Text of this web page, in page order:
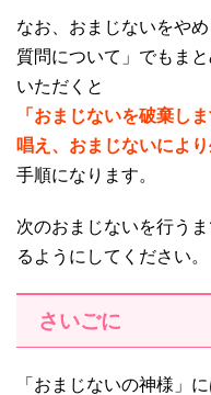
なお、おまじないをや
質問について」でもま
いただくと
「おまじないを破棄し
唱え、おまじないによ
手順になります。
次のおまじないを行う
るようにしてください。
さいごに
「おまじないの神様」